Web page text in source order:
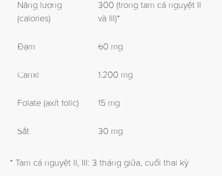
Năng lượng
(calories)
300 (trong tam cá nguyệt II
và III)*
Đạm 60 mg
Canxi 1.200 mg
Folate (axít folic) 15 mg
Sắt 30 mg
* Tam cá nguyệt II, III: 3 tháng giữa, cuối thai kỳ